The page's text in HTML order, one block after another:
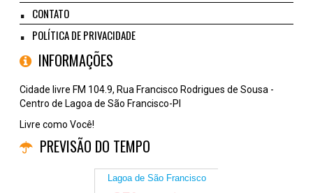
CONTATO
POLÍTICA DE PRIVACIDADE
INFORMAÇÕES
Cidade livre FM 104.9, Rua Francisco Rodrigues de Sousa -
Centro de Lagoa de São Francisco-PI
Livre como Você!
PREVISÃO DO TEMPO